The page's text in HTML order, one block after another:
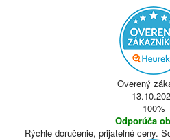
Overený
100%
Odporúča
Rýchle doručenie, prijateľné ceny.